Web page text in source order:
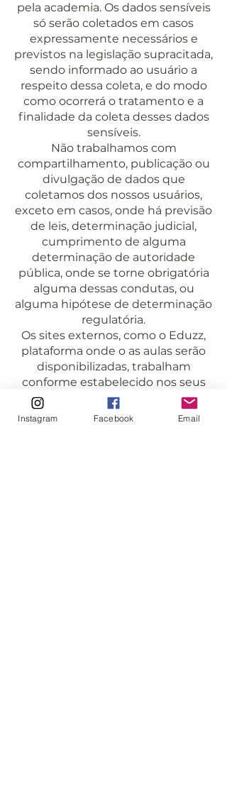
pela academia. Os dados sensíveis
só serão coletados em casos
expressamente necessários e
previstos na legislação supracitada,
sendo informado ao usuário a
respeito dessa coleta, e do modo
como ocorrerá o tratamento e a
finalidade da coleta desses dados
sensíveis.
Não trabalhamos com
compartilhamento, publicação ou
divulgação de dados que
coletamos dos nossos usuários,
exceto em casos, onde há previsão
de leis, determinação judicial,
cumprimento de alguma
determinação de autoridade
pública, onde se torne obrigatória
alguma dessas condutas, ou
alguma hipótese de determinação
regulatória.
Os sites externos, como o Eduzz,
plataforma onde o as aulas serão
disponibilizadas, trabalham
conforme estabelecido nos seus
próprios termos de uso; por isso,
informamos que não temos
Instagram Facebook Email